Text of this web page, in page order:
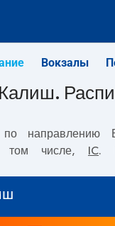
Вокзалы
Калиш.
направлению
том числе,
IC. Первый поезд
с вокзала
Dworcowy, Brzeg
другие